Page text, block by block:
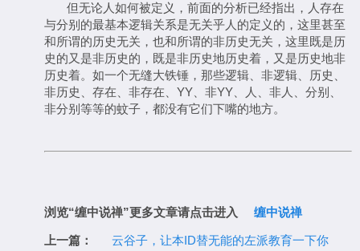
但无论人如何被定义，前面的分析已经指出，人存在
与分别的最基本逻辑关系是无关乎人的定义的，这里甚至
和所谓的历史无关，也和所谓的非历史无关，这里既是历
史的又是非历史的，既是非历史地历史着，又是历史地非
历史着。如一个无缝大铁锤，那些逻辑、非逻辑、历史、
非历史、存在、非存在、YY、非YY、人、非人、分别、
非分别等等的蚊子，都没有它们下嘴的地方。
浏览“缠中说禅”更多文章请点击进入 缠中说禅
上一篇：
云谷子，让本ID替无能的左派教育一下你